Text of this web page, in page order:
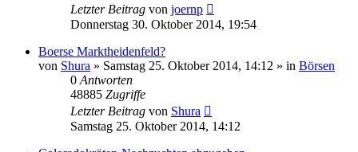
Letzter Beitrag von joernp
Donnerstag 30. Oktober 2014, 19:54
Boerse Marktheidenfeld?
von Shura » Samstag 25. Oktober 2014, 14:12 » in Börsen
0 Antworten
48885 Zugriffe
Letzter Beitrag von Shura
Samstag 25. Oktober 2014, 14:12